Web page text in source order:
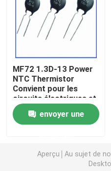
Les affaires
Thermistance de ptc
Puce de chauffage PTC
Thermistors NTC
Le thermistore NTC de
MF72 1.3D-13 Power
NTC Thermistor
Convient pour les
circuits électriques et
les appareils
électroménagers
Suppression du
envoyer une
Aperçu Au sujet de